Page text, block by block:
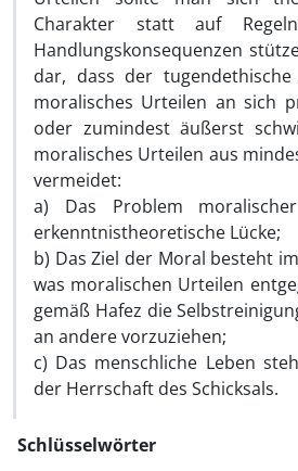
Charakter statt auf
Handlungskonsequenzen
dar, dass der
moralisches Urteilen an sich
oder zumindest äußerst
moralisches Urteilen aus
vermeidet:
a) Das Problem
erkenntnistheoretische Lücke;
b) Das Ziel der Moral besteht
was moralischen Urteilen
gemäß Hafez die
an andere vorzuziehen;
c) Das menschliche Leben
der Herrschaft des Schicksals.
Schlüsselwörter